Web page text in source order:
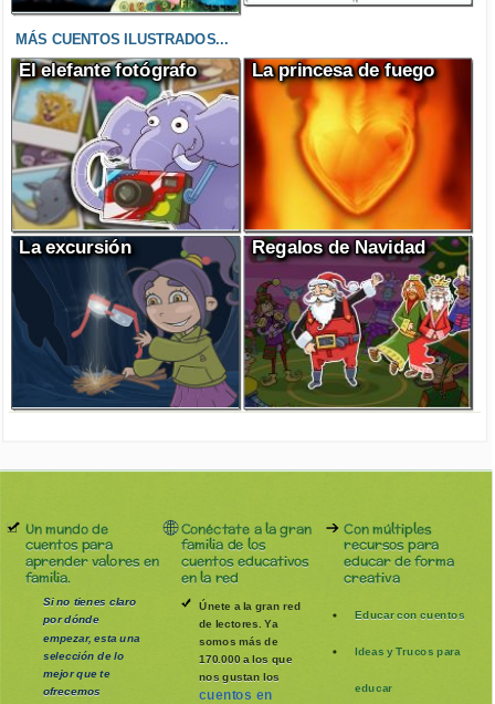
MÁS CUENTOS ILUSTRADOS...
El elefante fotógrafo La princesa de fuego
La excursión Regalos de Navidad
Un mundo de
cuentos para
aprender valores en
familia.
Si no tienes claro
por dónde
empezar, esta una
selección de lo
mejor que te
ofrecemos
Conéctate a la gran
familia de los
cuentos educativos
en la red
Únete a la gran red
de lectores. Ya
somos más de
170.000 a los que
nos gustan los
cuentos en
Con múltiples
recursos para
educar de forma
creativa
Educar con cuentos
Ideas y Trucos para
educar